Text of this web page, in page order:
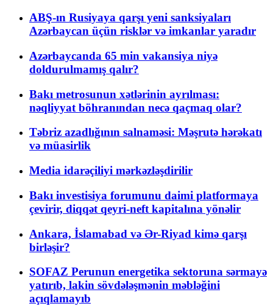
ABŞ-ın Rusiyaya qarşı yeni sanksiyaları
Azərbaycan üçün risklər və imkanlar yaradır
Azərbaycanda 65 min vakansiya niyə
doldurulmamış qalır?
Bakı metrosunun xətlərinin ayrılması:
nəqliyyat böhranından necə qaçmaq olar?
Təbriz azadlığının salnaməsi: Məşrutə hərəkatı
və müasirlik
Media idarəçiliyi mərkəzləşdirilir
Bakı investisiya forumunu daimi platformaya
çevirir, diqqət qeyri-neft kapitalına yönəlir
Ankara, İslamabad və Ər-Riyad kimə qarşı
birləşir?
SOFAZ Perunun energetika sektoruna sərmayə
yatırıb, lakin sövdələşmənin məbləğini
açıqlamayıb